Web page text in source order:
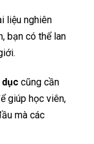
liệu nghiên
bạn có thể lan
dụccũng cần
giúp học viên,
mà các